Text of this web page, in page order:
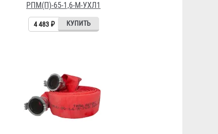
РПМ(П)-65-1,6-М-УХЛ1
4 483 ₽